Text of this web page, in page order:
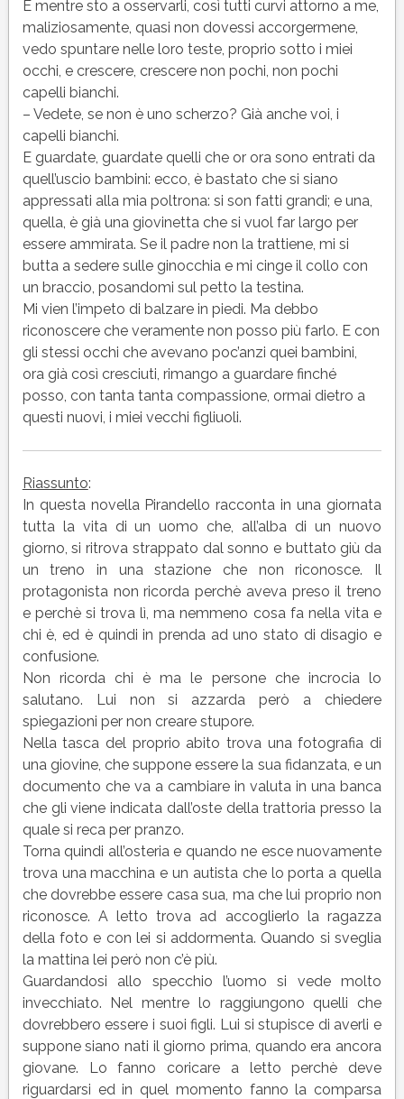
E mentre sto a osservarli, così tutti curvi attorno a me,
maliziosamente, quasi non dovessi accorgermene,
vedo spuntare nelle loro teste, proprio sotto i miei
occhi, e crescere, crescere non pochi, non pochi
capelli bianchi.
– Vedete, se non è uno scherzo? Già anche voi, i
capelli bianchi.
E guardate, guardate quelli che or ora sono entrati da
quell’uscio bambini: ecco, è bastato che si siano
appressati alla mia poltrona: si son fatti grandi; e una,
quella, è già una giovinetta che si vuol far largo per
essere ammirata. Se il padre non la trattiene, mi si
butta a sedere sulle ginocchia e mi cinge il collo con
un braccio, posandomi sul petto la testina.
Mi vien l’impeto di balzare in piedi. Ma debbo
riconoscere che veramente non posso più farlo. E con
gli stessi occhi che avevano poc’anzi quei bambini,
ora già così cresciuti, rimango a guardare finché
posso, con tanta tanta compassione, ormai dietro a
questi nuovi, i miei vecchi figliuoli.
Riassunto:
In questa novella Pirandello racconta in una giornata
tutta la vita di un uomo che, all’alba di un nuovo
giorno, si ritrova strappato dal sonno e buttato giù da
un treno in una stazione che non riconosce. Il
protagonista non ricorda perchè aveva preso il treno
e perchè si trova lì, ma nemmeno cosa fa nella vita e
chi è, ed è quindi in prenda ad uno stato di disagio e
confusione.
Non ricorda chi è ma le persone che incrocia lo
salutano. Lui non si azzarda però a chiedere
spiegazioni per non creare stupore.
Nella tasca del proprio abito trova una fotografia di
una giovine, che suppone essere la sua fidanzata, e un
documento che va a cambiare in valuta in una banca
che gli viene indicata dall’oste della trattoria presso la
quale si reca per pranzo.
Torna quindi all’osteria e quando ne esce nuovamente
trova una macchina e un autista che lo porta a quella
che dovrebbe essere casa sua, ma che lui proprio non
riconosce. A letto trova ad accoglierlo la ragazza
della foto e con lei si addormenta. Quando si sveglia
la mattina lei però non c’è più.
Guardandosi allo specchio l’uomo si vede molto
invecchiato. Nel mentre lo raggiungono quelli che
dovrebbero essere i suoi figli. Lui si stupisce di averli e
suppone siano nati il giorno prima, quando era ancora
giovane. Lo fanno coricare a letto perchè deve
riguardarsi ed in quel momento fanno la comparsa